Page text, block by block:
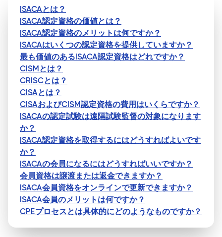
ISACAとは？
ISACA認定資格の価値とは？
ISACA認定資格のメリットは何ですか？
ISACAはいくつの認定資格を提供していますか？
最も価値のあるISACA認定資格はどれですか？
CISMとは？
CRISCとは？
CISAとは？
CISAおよびCISM認定資格の費用はいくらですか？
ISACAの認定試験は遠隔試験監督の対象になります
か？
ISACA認定資格を取得するにはどうすればよいです
か？
ISACAの会員になるにはどうすればいいですか？
会員資格は譲渡または返金できますか？
ISACA会員資格をオンラインで更新できますか？
ISACA会員のメリットは何ですか？
CPEプロセスとは具体的にどのようなものですか？